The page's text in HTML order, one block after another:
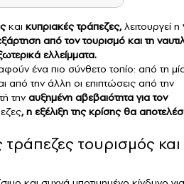
και κυπριακές τράπεζες,λειτουργεί η
από τον τουρισμό και τη
ελλείμματα.
ένα πιο σύνθετο τοπίο: από τη
από την άλλη οι επιπτώσεις από την
τηναυξημένη αβεβαιότητα για τον
, η εξέλιξη της κρίσης θα
τράπεζες τουρισμός και